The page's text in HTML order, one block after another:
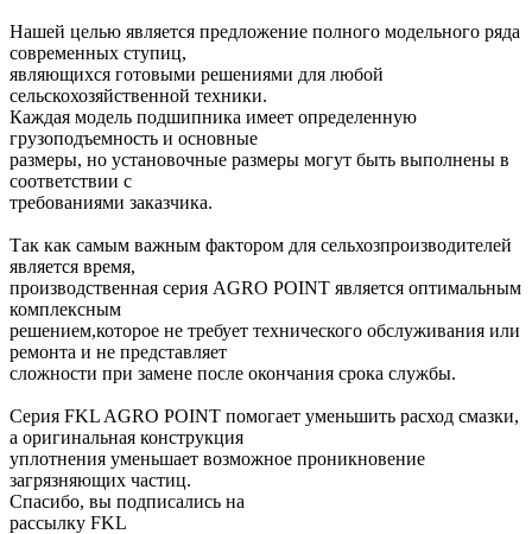
Нашей целью является предложение полного модельного ряда
современных ступиц,
являющихся готовыми решениями для любой
сельскохозяйственной техники.
Каждая модель подшипника имеет определенную
грузоподъемность и основные
размеры, но установочные размеры могут быть выполнены в
соответствии с
требованиями заказчика.
Так как самым важным фактором для сельхозпроизводителей
является время,
производственная серия AGRO POINT является оптимальным
комплексным
решением,которое не требует технического обслуживания или
ремонта и не представляет
сложности при замене после окончания срока службы.
Серия FKL AGRO POINT помогает уменьшить расход смазки,
а оригинальная конструкция
уплотнения уменьшает возможное проникновение
загрязняющих частиц.
Спасибо, вы подписались на
рассылку FKL